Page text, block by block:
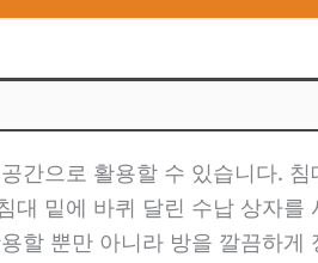
간으로 활용할 수 있습니다.
밑에 바퀴 달린 수납 상자
할 뿐만 아니라 방을 깔끔하게